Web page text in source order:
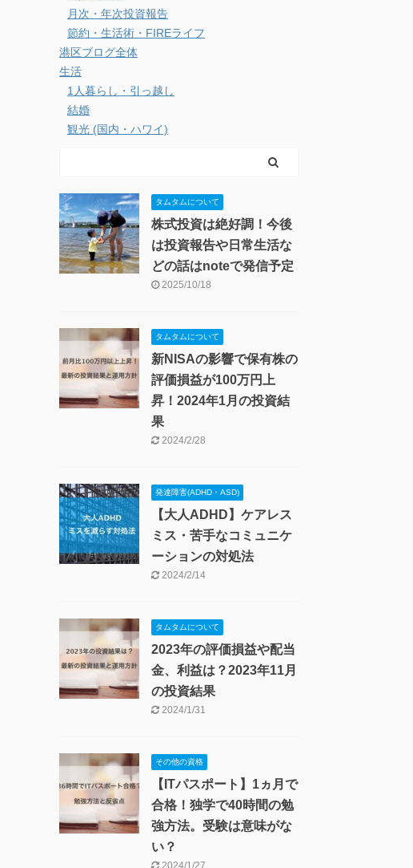
月次・年次投資報告
節約・生活術・FIREライフ
港区ブログ全体
生活
1人暮らし・引っ越し
結婚
観光 (国内・ハワイ)
タムタムについて
株式投資は絶好調！今後
は投資報告や日常生活な
どの話はnoteで発信予定
2025/10/18
タムタムについて
新NISAの影響で保有株の
評価損益が100万円上
昇！2024年1月の投資結
果
2024/2/28
発達障害(ADHD・ASD)
【大人ADHD】ケアレス
ミス・苦手なコミュニケ
ーションの対処法
2024/2/14
タムタムについて
2023年の評価損益や配当
金、利益は？2023年11月
の投資結果
2024/1/31
その他の資格
【ITパスポート】1ヵ月で
合格！独学で40時間の勉
強方法。受験は意味がな
い？
2024/1/27